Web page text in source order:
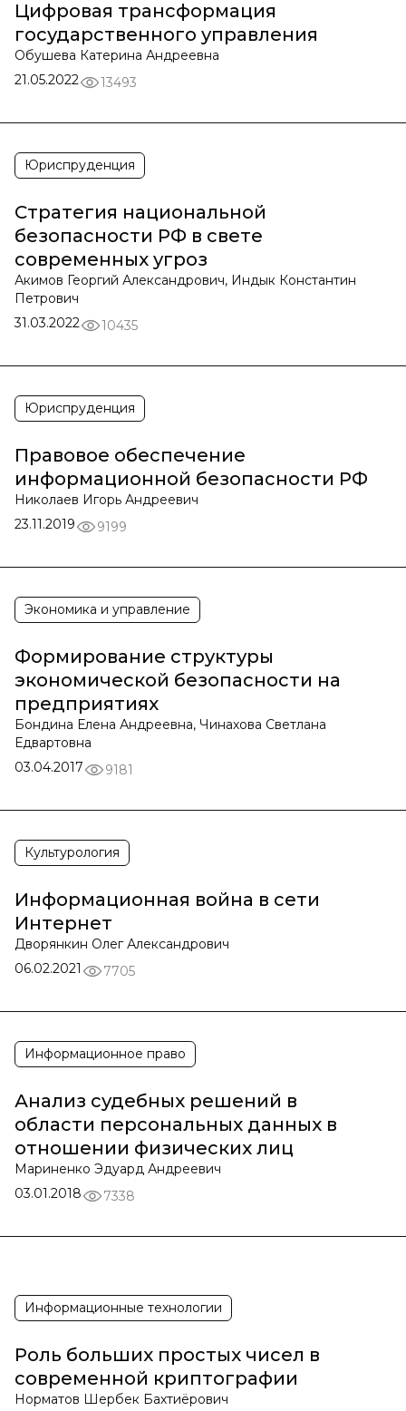
Цифровая трансформация
государственного управления
Обушева Катерина Андреевна
21.05.2022
13493
Юриспруденция
Стратегия национальной
безопасности РФ в свете
современных угроз
Акимов Георгий Александрович, Индык Константин
Петрович
31.03.2022
10435
Юриспруденция
Правовое обеспечение
информационной безопасности РФ
Николаев Игорь Андреевич
23.11.2019
9199
Экономика и управление
Формирование структуры
экономической безопасности на
предприятиях
Бондина Елена Андреевна, Чинахова Светлана
Едвартовна
03.04.2017
9181
Культурология
Информационная война в сети
Интернет
Дворянкин Олег Александрович
06.02.2021
7705
Информационное право
Анализ судебных решений в
области персональных данных в
отношении физических лиц
Мариненко Эдуард Андреевич
03.01.2018
7338
Информационные технологии
Роль больших простых чисел в
современной криптографии
Норматов Шербек Бахтиёрович